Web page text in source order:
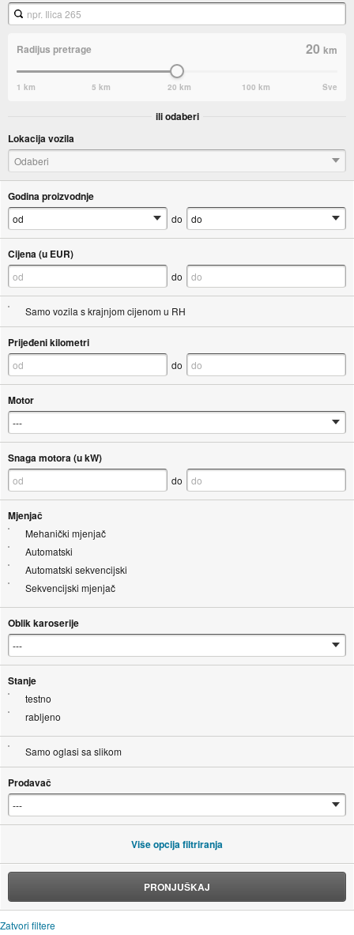
Radijus pretrage 20km
1 km 5 km 20 km 100 km Sve
ili odaberi
Lokacija vozila
Odaberi
Godina proizvodnje
do
Cijena (u EUR)
do
Samo vozila s krajnjom cijenom u RH
Prijeđeni kilometri
do
Motor
Snaga motora (u kW)
do
Mjenjač
Mehanički mjenjač
Automatski
Automatski sekvencijski
Sekvencijski mjenjač
Oblik karoserije
Stanje
testno
rabljeno
Samo oglasi sa slikom
Prodavač
Više opcija filtriranja
PRONJUŠKAJ
Zatvori filtere